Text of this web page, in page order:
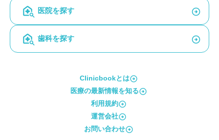
医院を探す
歯科を探す
Clinicbookとは
医療の最新情報を知る
利用規約
運営会社
お問い合わせ